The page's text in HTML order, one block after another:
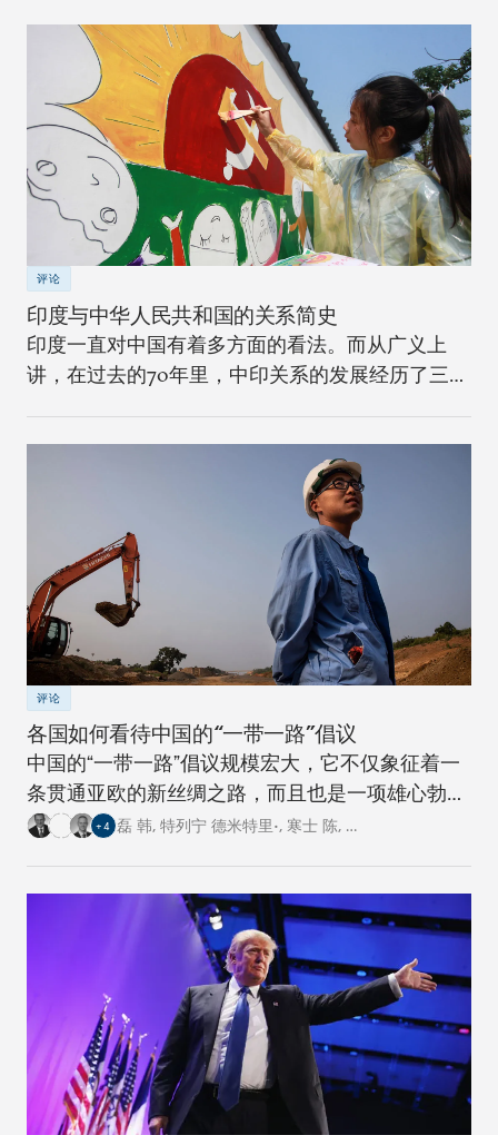
评论
印度与中华人民共和国的关系简史
印度一直对中国有着多方面的看法。而从广义上
讲，在过去的70年里，中印关系的发展经历了三个
评论
各国如何看待中国的“一带一路”倡议
中国的“一带一路”倡议规模宏大，它不仅象征着一
条贯通亚欧的新丝绸之路，而且也是一项雄心勃勃
的跨国基础设施建设工程。对此，卡内基四个研究
+4 磊 韩, 特列宁 德米特里•, 寒士 陈, …